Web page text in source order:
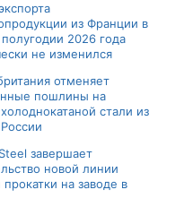
из Франции в
2026 года
не изменился
отменяет
пошлины на
стали из
завершает
новой линии
прокатки на заводе в